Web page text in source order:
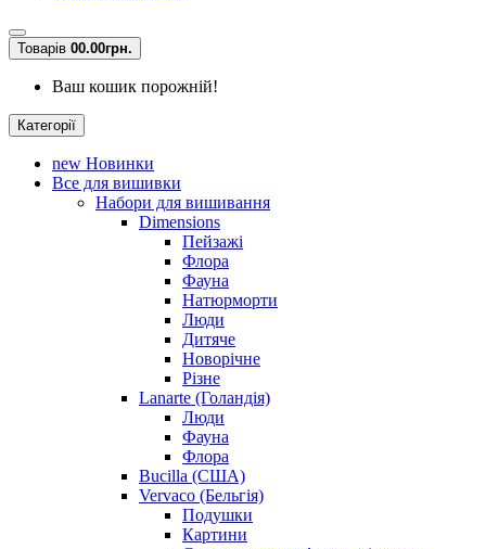
Товарів 00.00грн.
Ваш кошик порожній!
Категорії
new Новинки
Все для вишивки
Набори для вишивання
Dimensions
Пейзажі
Флора
Фауна
Натюрморти
Люди
Дитяче
Новорічне
Різне
Lanarte (Голандія)
Люди
Фауна
Флора
Bucilla (США)
Vervaco (Бельгія)
Подушки
Картини